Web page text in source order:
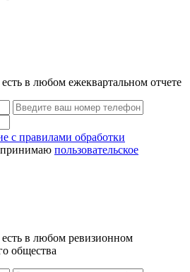
в любом ежеквартальном отчете
с правилами обработки
пользовательское
в любом ревизионном
общества